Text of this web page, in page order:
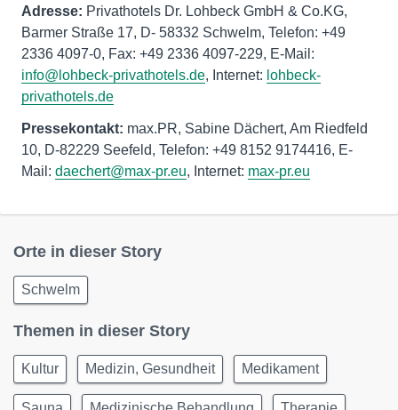
Adresse: Privathotels Dr. Lohbeck GmbH & Co.KG,
Barmer Straße 17, D- 58332 Schwelm, Telefon: +49
2336 4097-0, Fax: +49 2336 4097-229, E-Mail:
info@lohbeck-privathotels.de, Internet: lohbeck-
privathotels.de
Pressekontakt: max.PR, Sabine Dächert, Am Riedfeld
10, D-82229 Seefeld, Telefon: +49 8152 9174416, E-
Mail: daechert@max-pr.eu, Internet: max-pr.eu
Orte in dieser Story
Schwelm
Themen in dieser Story
Kultur Medizin, Gesundheit Medikament